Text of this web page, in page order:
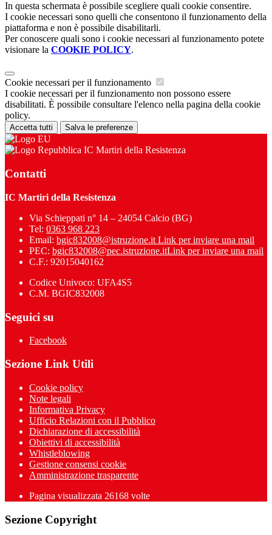
In questa schermata è possibile scegliere quali cookie consentire.
I cookie necessari sono quelli che consentono il funzionamento della
piattaforma e non è possibile disabilitarli.
Per conoscere quali sono i cookie necessari al funzionamento potete
visionare la COOKIE POLICY.
Cookie necessari per il funzionamento
I cookie necessari per il funzionamento non possono essere
disabilitati. È possibile consultare l'elenco nella pagina della cookie
policy.
Accetta tutti Salva le preferenze
IC Martiri della Resistenza
Contatti
IC Martiri della Resistenza
Via Schieppati n° 14 – 24054 Calcio (BG)
Tel: 0363 968 223
Email: bgic832008@istruzione.it Link per inviare una mail
PEC: bgic832008@pec.istruzione.itLink per inviare una mail
C.F.: 92015040162
Codice Univoco: UFA4S5
C.M. BGIC832008
Seguici su
Facebook
Sezione Link Utili
Cookie policy
Note legali
Informativa Privacy
Ufficio Relazioni con il Pubblico
Dichiarazione di accessibilità
Obiettivi di accessibilità
Whistleblowing
Gestione consensi cookie
Amministrazione trasparente
Pagina visualizzata 26168 volte
Sezione Copyright